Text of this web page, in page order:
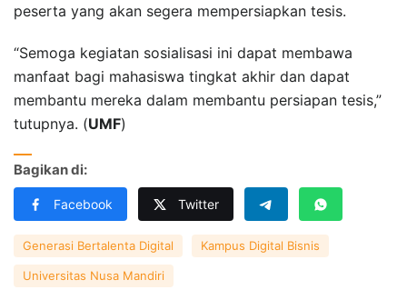
peserta yang akan segera mempersiapkan tesis.
“Semoga kegiatan sosialisasi ini dapat membawa
manfaat bagi mahasiswa tingkat akhir dan dapat
membantu mereka dalam membantu persiapan tesis,”
tutupnya. (UMF)
Bagikan di:
Facebook Twitter
Generasi Bertalenta Digital Kampus Digital Bisnis
Universitas Nusa Mandiri